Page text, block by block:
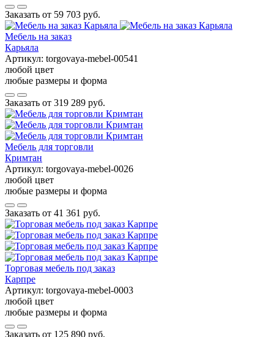
Заказать от 59 703 руб.
Мебель на заказ
Карьяла
Артикул: torgovaya-mebel-00541
любой цвет
любые размеры и форма
Заказать от 319 289 руб.
Мебель для торговли
Кримтан
Артикул: torgovaya-mebel-0026
любой цвет
любые размеры и форма
Заказать от 41 361 руб.
Торговая мебель под заказ
Карпре
Артикул: torgovaya-mebel-0003
любой цвет
любые размеры и форма
Заказать от 125 890 руб.